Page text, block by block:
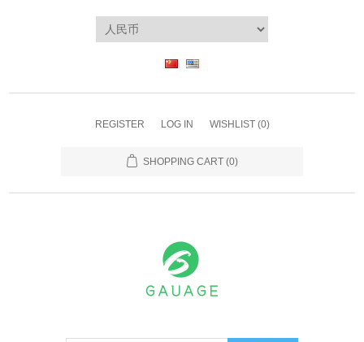
REGISTER LOG IN WISHLIST (0)
SHOPPING CART (0)